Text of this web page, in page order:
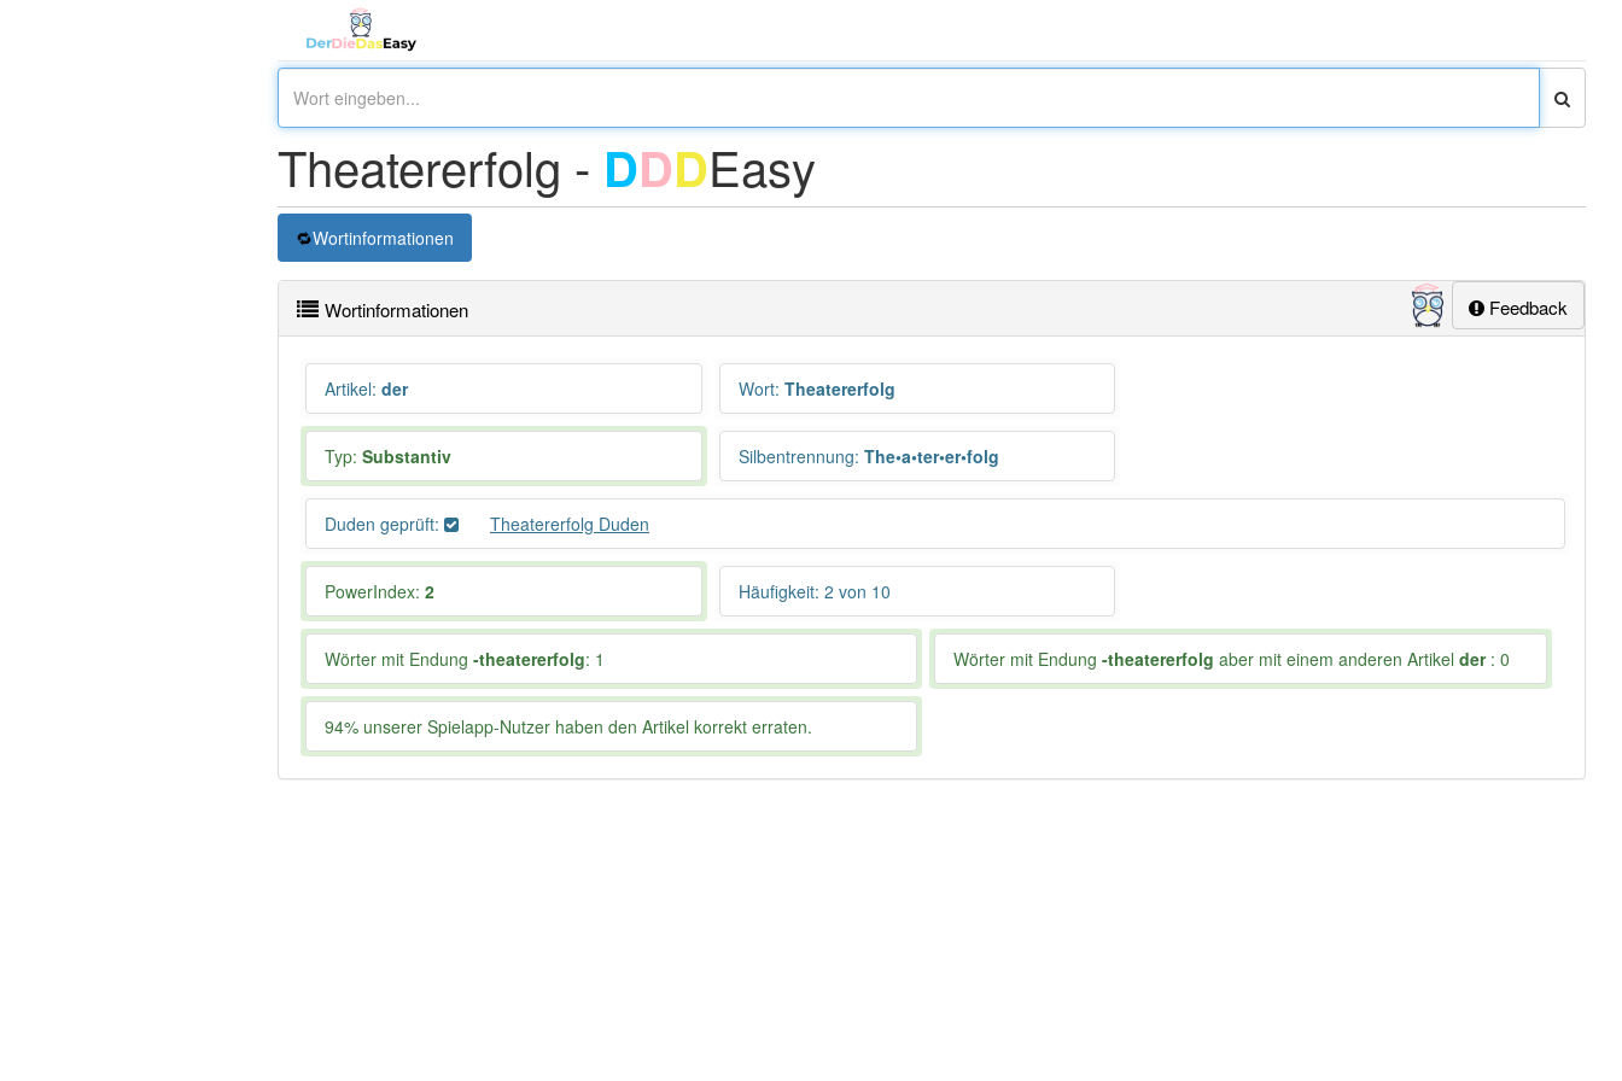
Theatererfolg - DDDEasy
Wortinformationen
Feedback
Wortinformationen
Artikel: der Wort: Theatererfolg
Typ: Substantiv Silbentrennung: The•a•ter•er•folg
Duden geprüft: Theatererfolg Duden
PowerIndex: 2 Häufigkeit: 2 von 10
Wörter mit Endung -theatererfolg: 1 Wörter mit Endung-theatererfolg aber mit einem anderen Artikelder: 0
94% unserer Spielapp-Nutzer haben den Artikel korrekt erraten.